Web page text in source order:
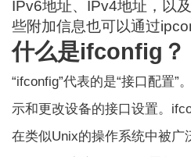
IPv6地址、IPv4地址，以
些附加信息也可以通过
什么是ifconfig？
“ifconfig”代表的是“接口配置”
示和更改设备的接口设置。
在类似Unix的操作系统中被广